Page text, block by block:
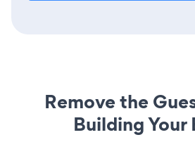
Remove the
Building Your